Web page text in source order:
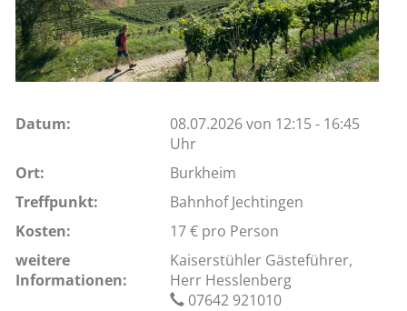
Datum:
08.07.2026 von 12:15 - 16:45
Uhr
Ort:
Burkheim
Treffpunkt:
Bahnhof Jechtingen
Kosten:
17 € pro Person
weitere
Informationen:
Kaiserstühler Gästeführer,
Herr Hesslenberg
07642 921010